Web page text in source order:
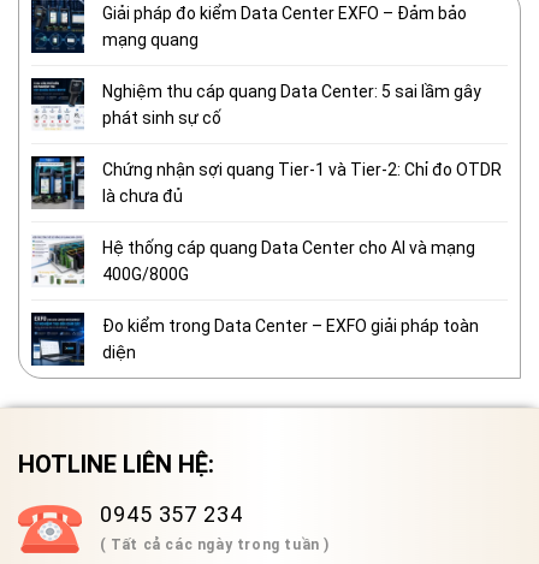
Giải pháp đo kiểm Data Center EXFO – Đảm bảo
mạng quang
Nghiệm thu cáp quang Data Center: 5 sai lầm gây
phát sinh sự cố
Chứng nhận sợi quang Tier-1 và Tier-2: Chỉ đo OTDR
là chưa đủ
Hệ thống cáp quang Data Center cho AI và mạng
400G/800G
Đo kiểm trong Data Center – EXFO giải pháp toàn
diện
HOTLINE LIÊN HỆ:
0945 357 234
( Tất cả các ngày trong tuần )